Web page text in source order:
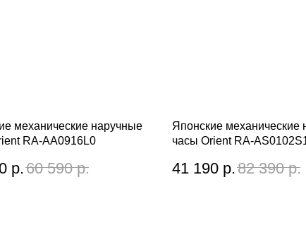
механические наручные
RA-AA0916L0
р.60 590 р.
Японские механические
часы Orient RA-
41 190 р.82 390 р.